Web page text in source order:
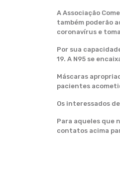
A Associação
também poderão
coronavírus e
Por sua
19. A N95 se
Máscaras
pacientes
Os interessados
Para aqueles que
contatos acima